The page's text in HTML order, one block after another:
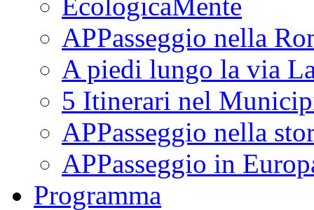
APPasseggio nella
A piedi lungo la via
5 Itinerari nel
APPasseggio nella
APPasseggio in
Programma